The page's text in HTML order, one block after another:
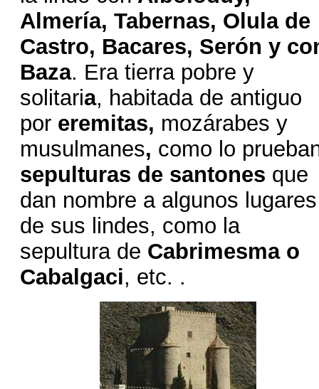
Almería, Tabernas, Olula de
Castro, Bacares, Serón y
Baza. Era tierra pobre y
solitaria, habitada de antiguo
por eremitas, mozárabes y
musulmanes, como lo
sepulturas de santones que
dan nombre a algunos lugares
de sus lindes, como la
sepultura de Cabrimesma o
Cabalgaci, etc. .